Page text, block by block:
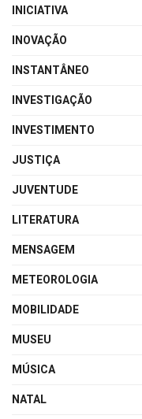
INICIATIVA
INOVAÇÃO
INSTANTÂNEO
INVESTIGAÇÃO
INVESTIMENTO
JUSTIÇA
JUVENTUDE
LITERATURA
MENSAGEM
METEOROLOGIA
MOBILIDADE
MUSEU
MÚSICA
NATAL